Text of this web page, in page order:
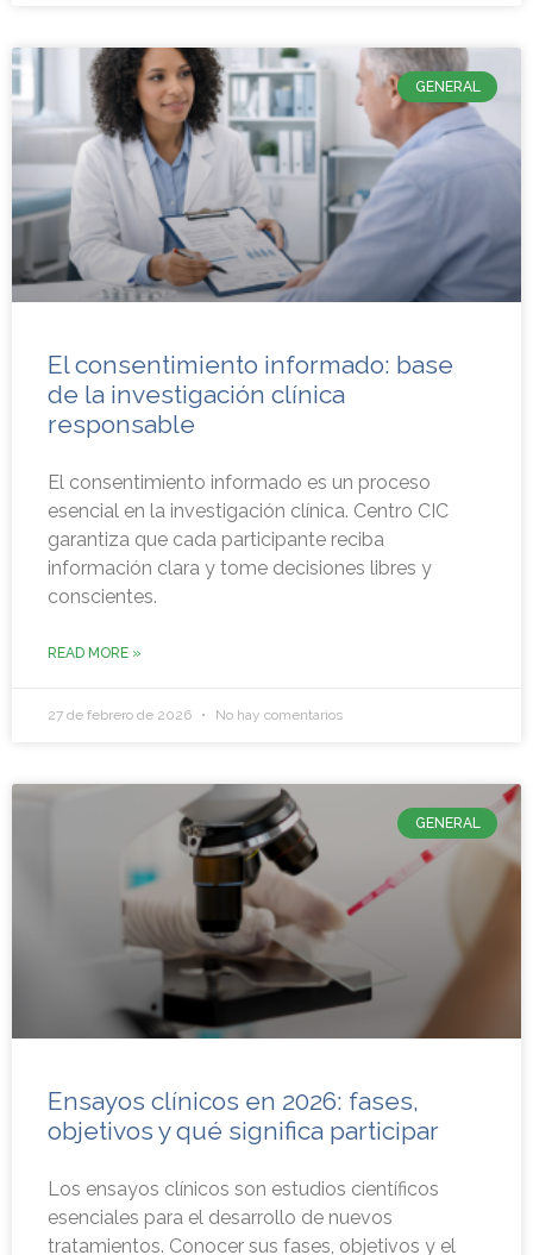
GENERAL
El consentimiento informado: base
de la investigación clínica
responsable
El consentimiento informado es un proceso
esencial en la investigación clínica. Centro CIC
garantiza que cada participante reciba
información clara y tome decisiones libres y
conscientes.
READ MORE »
27 de febrero de 2026 No hay comentarios
GENERAL
Ensayos clínicos en 2026: fases,
objetivos y qué significa participar
Los ensayos clínicos son estudios científicos
esenciales para el desarrollo de nuevos
tratamientos. Conocer sus fases, objetivos y el